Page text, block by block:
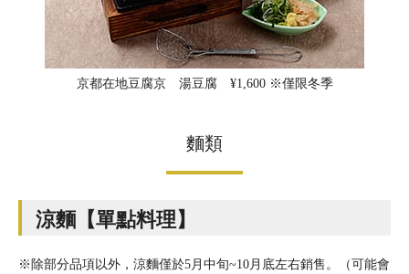
京都在地豆腐京 湯豆腐 ¥1,600 ※僅限冬季
麵類
涼麵【單點料理】
※除部分品項以外，涼麵僅於5月中旬~10月底左右銷售。（可能會